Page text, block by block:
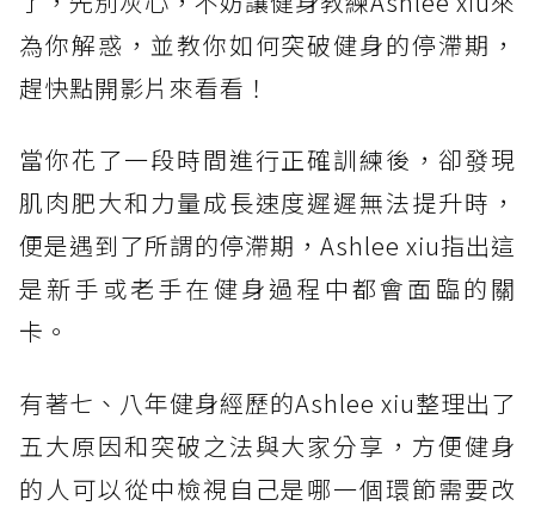
為你解惑，並教你如何突破健身的停滯期，
趕快點開影片來看看！
當你花了一段時間進行正確訓練後，卻發現
肌肉肥大和力量成長速度遲遲無法提升時，
便是遇到了所謂的停滯期，Ashlee xiu指出這
是新手或老手在健身過程中都會面臨的關
卡。
有著七、八年健身經歷的Ashlee xiu整理出了
五大原因和突破之法與大家分享，方便健身
的人可以從中檢視自己是哪一個環節需要改